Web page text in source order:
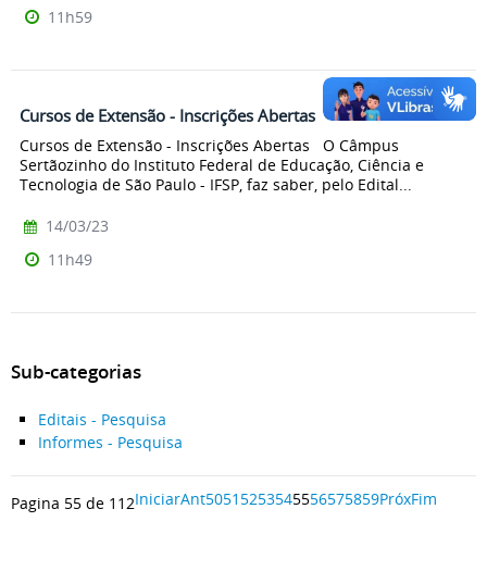
11h59
Cursos de Extensão - Inscrições Abertas
Cursos de Extensão - Inscrições Abertas O Câmpus
Sertãozinho do Instituto Federal de Educação, Ciência e
Tecnologia de São Paulo - IFSP, faz saber, pelo Edital...
14/03/23
11h49
Sub-categorias
Editais - Pesquisa
Informes - Pesquisa
Pagina 55 de 112IniciarAnt5051 5253545556575859PróxFim